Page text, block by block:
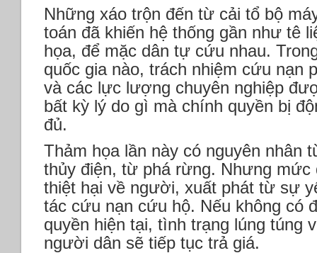
Những xáo trộn đến từ cải tổ bộ
toán đã khiến hệ thống gần như tê
họa, để mặc dân tự cứu nhau.
quốc gia nào, trách nhiệm cứu nạn
và các lực lượng chuyên nghiệp
bất kỳ lý do gì mà chính quyền bị
đủ.
Thảm họa lần này có nguyên nhân
thủy điện, từ phá rừng. Nhưng mức
thiệt hại về người, xuất phát từ sự
tác cứu nạn cứu hộ. Nếu không có
quyền hiện tại, tình trạng lúng túng
người dân sẽ tiếp tục trả giá.